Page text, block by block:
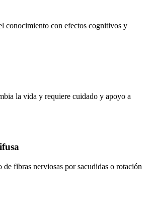
conocimiento con efectos cognitivos y
la vida y requiere cuidado y apoyo a
de fibras nerviosas por sacudidas o rotación